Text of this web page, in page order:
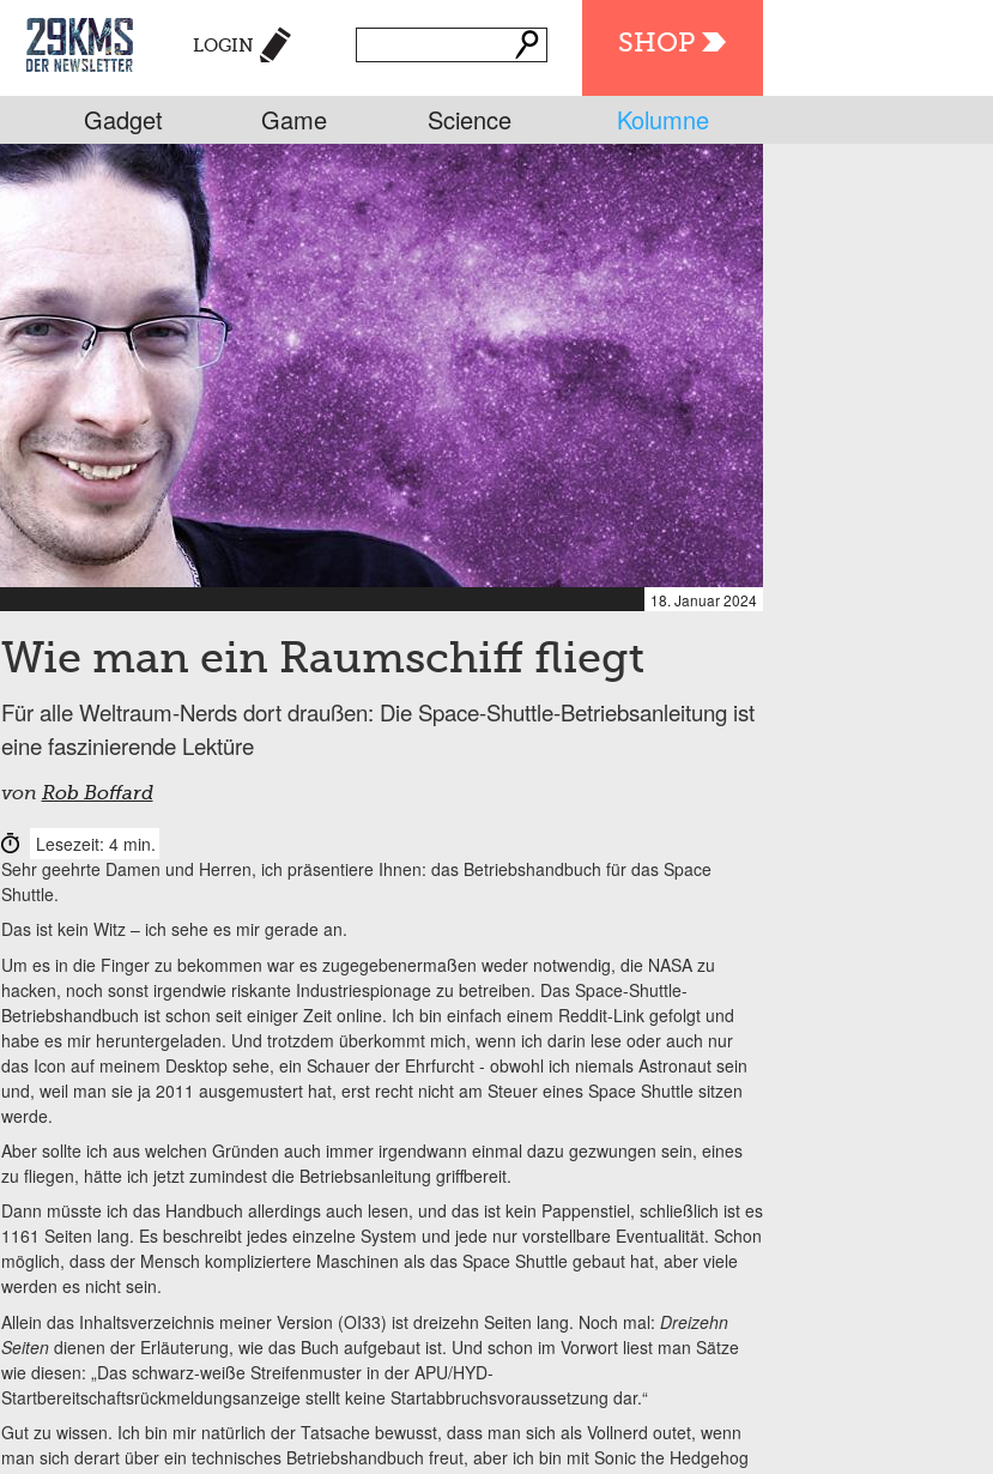
SHOP
LOGIN
Gadget Game Science Kolumne
18. Januar 2024
Wie man ein Raumschiff fliegt
Für alle Weltraum-Nerds dort draußen: Die Space-Shuttle-Betriebsanleitung ist
eine faszinierende Lektüre
von Rob Boffard
Lesezeit: 4 min.
Sehr geehrte Damen und Herren, ich präsentiere Ihnen: das Betriebshandbuch für das Space
Shuttle.
Das ist kein Witz – ich sehe es mir gerade an.
Um es in die Finger zu bekommen war es zugegebenermaßen weder notwendig, die NASA zu
hacken, noch sonst irgendwie riskante Industriespionage zu betreiben. Das Space-Shuttle-
Betriebshandbuch ist schon seit einiger Zeit online. Ich bin einfach einem Reddit-Link gefolgt und
habe es mir heruntergeladen. Und trotzdem überkommt mich, wenn ich darin lese oder auch nur
das Icon auf meinem Desktop sehe, ein Schauer der Ehrfurcht - obwohl ich niemals Astronaut sein
und, weil man sie ja 2011 ausgemustert hat, erst recht nicht am Steuer eines Space Shuttle sitzen
werde.
Aber sollte ich aus welchen Gründen auch immer irgendwann einmal dazu gezwungen sein, eines
zu fliegen, hätte ich jetzt zumindest die Betriebsanleitung griffbereit.
Dann müsste ich das Handbuch allerdings auch lesen, und das ist kein Pappenstiel, schließlich ist es
1161 Seiten lang. Es beschreibt jedes einzelne System und jede nur vorstellbare Eventualität. Schon
möglich, dass der Mensch kompliziertere Maschinen als das Space Shuttle gebaut hat, aber viele
werden es nicht sein.
Allein das Inhaltsverzeichnis meiner Version (OI33) ist dreizehn Seiten lang. Noch mal: Dreizehn
Seitendienen der Erläuterung, wie das Buch aufgebaut ist. Und schon im Vorwort liest man Sätze
wie diesen: „Das schwarz-weiße Streifenmuster in der APU/HYD-
Startbereitschaftsrückmeldungsanzeige stellt keine Startabbruchsvoraussetzung dar.“
Gut zu wissen. Ich bin mir natürlich der Tatsache bewusst, dass man sich als Vollnerd outet, wenn
man sich derart über ein technisches Betriebshandbuch freut, aber ich bin mit Sonic the Hedgehog